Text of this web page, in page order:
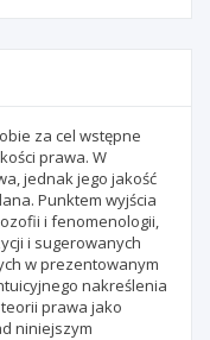
za cel wstępne
prawa. W
jednak jego jakość
Punktem wyjścia
i fenomenologii,
i sugerowanych
w prezentowanym
nakreślenia
prawa jako
niniejszym